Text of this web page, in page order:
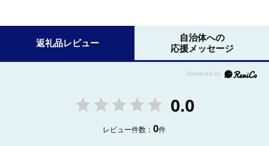
返礼品レビュー
自治体への
応援メッセージ
0.0
レビュー件数：0件